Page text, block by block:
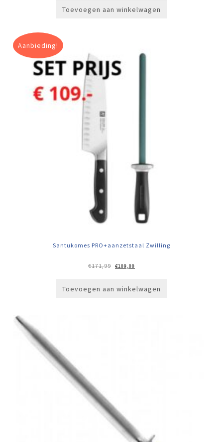
Toevoegen aan winkelwagen
Aanbieding!
Santukomes PRO+aanzetstaal Zwilling
€171,99
Oorspronkelijke
prijs
€109,00
prijs
Toevoegen aan winkelwagen